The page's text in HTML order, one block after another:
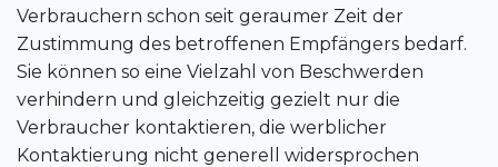
Verbrauchern schon seit geraumer Zeit der
Zustimmung des betroffenen Empfängers bedarf.
Sie können so eine Vielzahl von Beschwerden
verhindern und gleichzeitig gezielt nur die
Verbraucher kontaktieren, die werblicher
Kontaktierung nicht generell widersprochen